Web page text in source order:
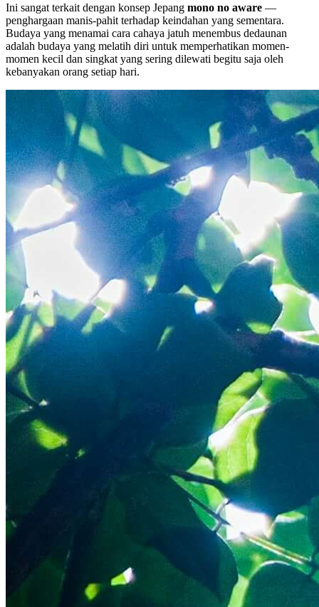
Ini sangat terkait dengan konsep Jepang mono no aware —
penghargaan manis-pahit terhadap keindahan yang sementara.
Budaya yang menamai cara cahaya jatuh menembus dedaunan
adalah budaya yang melatih diri untuk memperhatikan momen-
momen kecil dan singkat yang sering dilewati begitu saja oleh
kebanyakan orang setiap hari.